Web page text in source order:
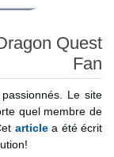
Quest
Fan
Le site
quel membre de
articlea été écrit